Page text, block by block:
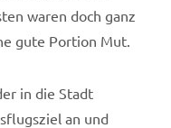
waren doch ganz
gute Portion Mut.
in die Stadt
an und